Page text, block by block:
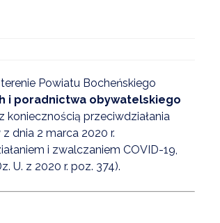
ALT
ALT
KULTURA
PARAFIE
STOWARZYSZENIA I
Powiatu Bocheńskiego
i poradnictwa obywatelskiego
koniecznością przeciwdziałania
dnia 2 marca 2020 r.
i zwalczaniem COVID-19,
U. z 2020 r. poz. 374).